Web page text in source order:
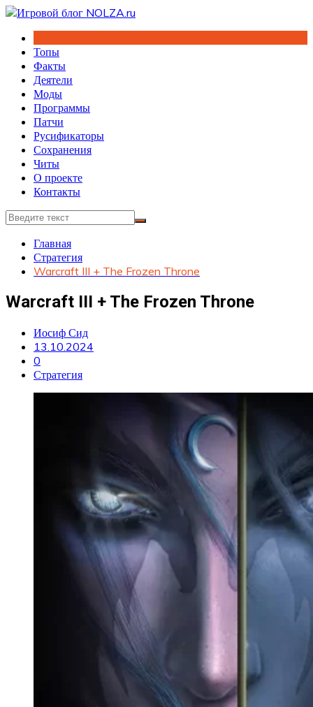
Перейти
содержимому
Топы
Факты
Деятели
Моды
Программы
Патчи
Русификаторы
Сохранения
Читы
О проекте
Контакты
Главная
Стратегия
Warcraft III + The Frozen Throne
Warcraft III + The Frozen Throne
Иосиф Сид
13.10.2024
0
Стратегия